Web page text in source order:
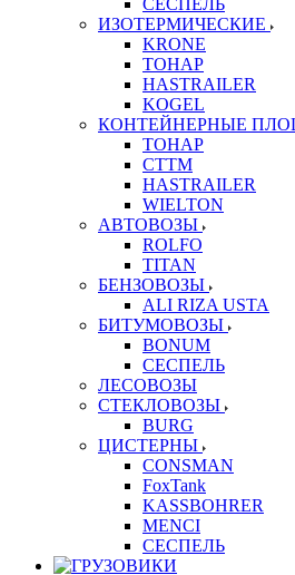
СЕСПЕЛЬ
ИЗОТЕРМИЧЕСКИЕ
KRONE
ТОНАР
HASTRAILER
KOGEL
КОНТЕЙНЕРНЫЕ
ТОНАР
CTTM
HASTRAILER
WIELTON
АВТОВОЗЫ
ROLFO
TITAN
БЕНЗОВОЗЫ
ALI RIZA USTA
БИТУМОВОЗЫ
BONUM
СЕСПЕЛЬ
ЛЕСОВОЗЫ
СТЕКЛОВОЗЫ
BURG
ЦИСТЕРНЫ
CONSMAN
FoxTank
KASSBOHRER
MENCI
СЕСПЕЛЬ